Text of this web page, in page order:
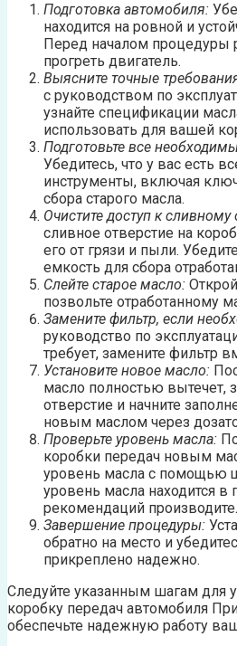
Подготовка автомобиля:
находится на ровной и
Перед началом процедуры
прогреть двигатель.
Выясните точные
с руководством по
узнайте спецификации
использовать для вашей
Подготовьте все
Убедитесь, что у вас есть
инструменты, включая
сбора старого масла.
Очистите доступ к сливному
сливное отверстие на
его от грязи и пыли.
емкость для сбора
Слейте старое масло:
позвольте отработанному
Замените фильтр, если
руководство по
требует, замените фильтр
Установите новое масло:
масло полностью вытечет,
отверстие и начните
новым маслом через
Проверьте уровень масла:
коробки передач новым
уровень масла с помощью
уровень масла находится в
рекомендаций
Завершение процедуры:
обратно на место и
прикреплено надежно.
Следуйте указанным шагам для
коробку передач автомобиля
обеспечьте надежную работу